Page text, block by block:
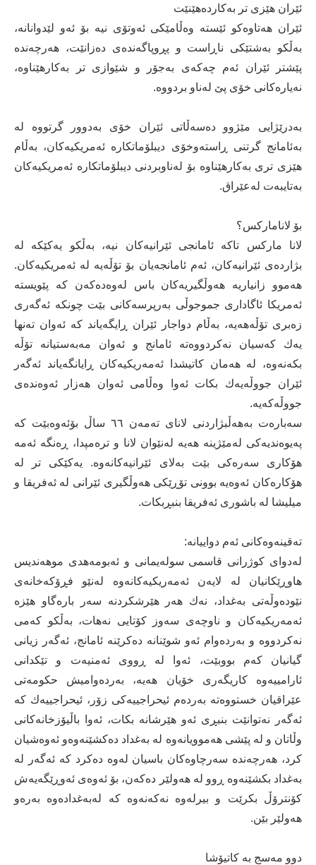
ئێران ھێزی تر بەکاردەھێنێت
ئێران هەتاوەکو ئێستە وەڵامێکی ئەوتۆی نیە بۆ ئەو لێدوانانە،
بەڵکو بەشتێکی ناڕاست و پڕوپاگەندەی دەزانێت، هەرچەندە
پێشتر ئێران ئەم چەکەی بەجۆر و شێوازی تر بەکارهێناوە،
نەیارەکانی خۆی پێ لەناو بردووە.
بەدرێژایی مێژوو دەسەڵاتی ئێران خۆی بەدوور گرتووە لە
بەئامانج گرتنی ڕاستەوخۆی دیبلۆماتکارە ئەمریکیەکان، بەڵام
هێزی تری بەکارهێناوە بۆ لەناوبردنی دیبلۆماتکارە ئەمریکیەکان
بەتایبەت لەعێراق.
بۆ لانامارکس؟
لانا مارکس تاکە ئامانجی ئێرانیەکان نیە، بەڵکو یەکێکە لە
بژاردەی ئێرانیەکان، ئەم ئامانجەیان بۆ تۆڵەیە لە ئەمریکیەکان.
ھەموو زانیاریە ھەوڵگیریەکان باس لەوەدەکەن کە پێویستە
ئەمریکا ئاگاداری جموجوڵی بەرپرسەکانی بێت چونکە ئەگەری
زەبری تۆڵەھەیە، بەڵام دواجار ئێران ڕایگەیاند كە ئەوان تەنها
یەك كەسیان نەكردووەتە ئامانج و ئەوان مەبەستیانە تۆڵە
بكەنەوە، لە هەمان كاتیشدا ئەمەریكیەكان ڕایانگەیاند ئەگەر
ئێران جووڵەیەك بكات ئەوا وەڵامی ئەوان هەزار ئەوەندەی
جووڵەكەیە.
سەبارەت بەھەڵبژاردنی لانای تەمەن ٦٦ ساڵ بۆئەوەبێت کە
پەیوەندیەکی لەمێژینە ھەیە لەنێوان لانا و ترەمپدا، ڕەنگە ئەمە
ھۆکاری سەرەکی بێت بەلای ئێرانیەکانەوە. یەکێکی تر لە
ھۆکارەکان ئەوەیە بوونی تۆڕێکی ھەوڵگیری ئێرانی لە ئەفریقا و
میلیشا لە باشوری ئەفریقا بنبڕبكات.
تەقینەوەكانی ئەم دواییانە:
لەدوای كوژرانی قاسمی سولەیمانی و ئەبومەهدی موهەندیس
هاوڕێكانیان لە لایەن ئەمەریكیەكانەوە لەنێو فڕۆكەخانەی
نێودەوڵەتی بەغداد، نەك هەر هێرشكردنە سەر بارەگاو هێزە
ئەمەریكیەكان و ناوچەی سەوز كۆتایی نەهات، بەڵكو كەمی
نەكردووە و بەردەوام ئەو شوێنانە دەكرێنە ئامانج، ئەگەر زیانی
گیانیان كەم بووبێت، ئەوا لە ڕووی ئەمنیەت و تێكدانی
ئارامییەوە كاریگەری خۆیان هەیە، بەردەوامیش حكومەتی
عێراقیان خستووەتە بەردەم ئیحراجییەكی زۆر، ئیحراجییەك كە
ئەگەر نەتوانێت بنبڕی ئەو هێرشانە بكات، ئەوا باڵیۆزخانەكانی
وڵاتان و لە پێشی هەموویانەوە لە بەغداد دەكشێنەوەو ئەوەشیان
كرد، هەرچەندە سەرچاوەكان باسیان لەوە دەكرد كە ئەگەر لە
بەغداد بكشێنەوە ڕوو لە هەولێر دەكەن، بۆ ئەوەی ئەوڕێگەیەش
كۆنترۆڵ بكرێت و بیرلەوە نەكەنەوە كە لەبەغدادەوە بەرەو
هەولێر بێن.
دوو مەسج بە كاتیۆشا